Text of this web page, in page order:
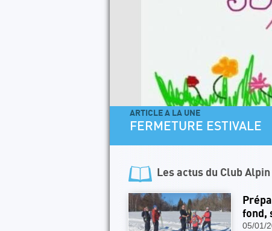
ARTICLE A LA UNE
FERMETURE ESTIVALE
Les actus du Club
fond,
05/01/